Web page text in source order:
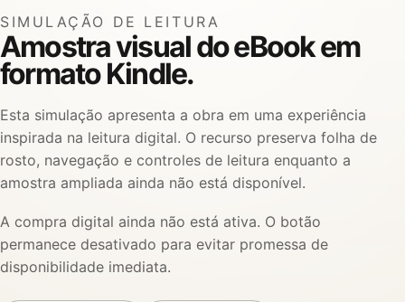
SIMULAÇÃO DE LEITURA
Amostra visual do eBook em
formato Kindle.
Esta simulação apresenta a obra em uma experiência
inspirada na leitura digital. O recurso preserva folha de
rosto, navegação e controles de leitura enquanto a
amostra ampliada ainda não está disponível.
A compra digital ainda não está ativa. O botão
permanece desativado para evitar promessa de
disponibilidade imediata.